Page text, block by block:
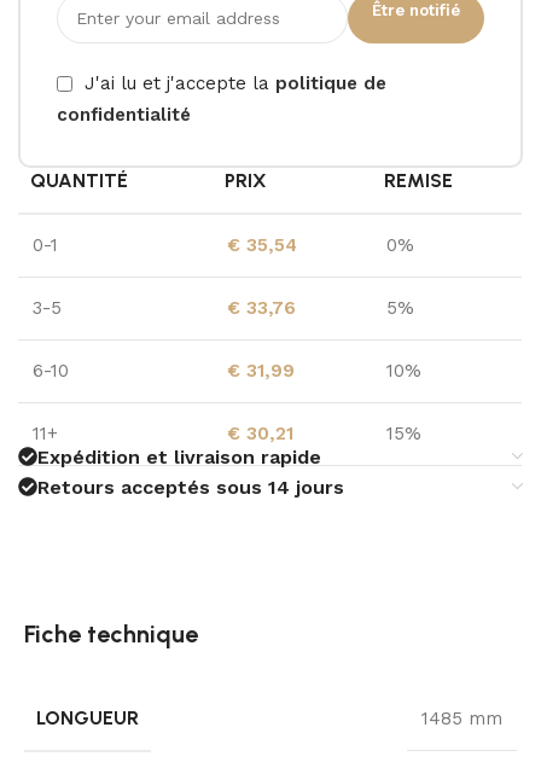
Être notifié
J'ai lu et j'accepte la politique de
confidentialité
QUANTITÉ PRIX REMISE
0-1 € 35,54 0%
3-5 € 33,76 5%
6-10 € 31,99 10%
11+ € 30,21 15%
Expédition et livraison rapide
Retours acceptés sous 14 jours
Fiche technique
LONGUEUR 1485 mm